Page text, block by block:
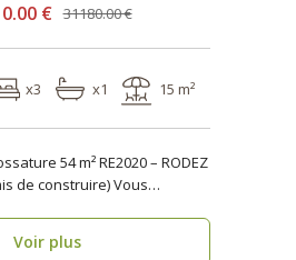
€ 31180.00 €
x3 x1 15 m²
54 m² RE2020 – RODEZ
construire) Vous
Voir plus